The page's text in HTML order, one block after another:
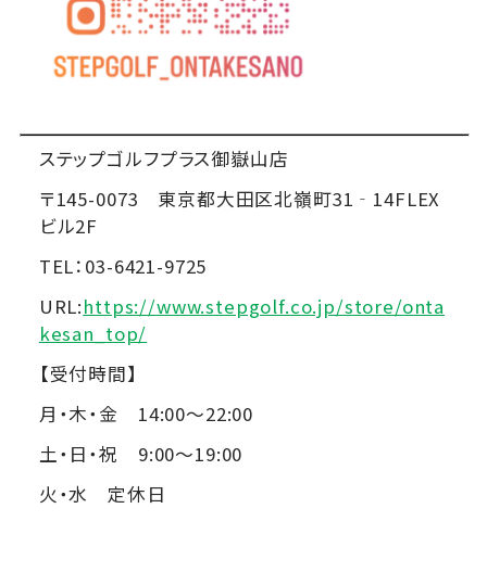
ステップゴルフプラス御嶽山店
〒145-0073 東京都大田区北嶺町31‐14FLEX
ビル2F
TEL：03-6421-9725
URL:https://www.stepgolf.co.jp/store/onta
kesan_top/
【受付時間】
月・木・金 14:00～22:00
土・日・祝 9:00～19:00
火・水 定休日